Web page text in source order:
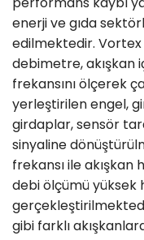
enerji ve gıda
edilmektedir. Vortex
debimetre, akışkan
frekansını ölçerek
yerleştirilen engel,
girdaplar, sensör
sinyaline
frekansı ile akışkan
debi ölçümü yüksek
gibi farklı